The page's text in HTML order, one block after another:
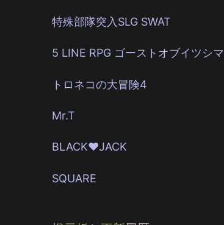
特殊部隊突入SLG SWAT
5 LINE RPG ゴーストオブイツシマ
トロネコの大冒険4
Mr.T
BLACK♥JACK
SQUARE